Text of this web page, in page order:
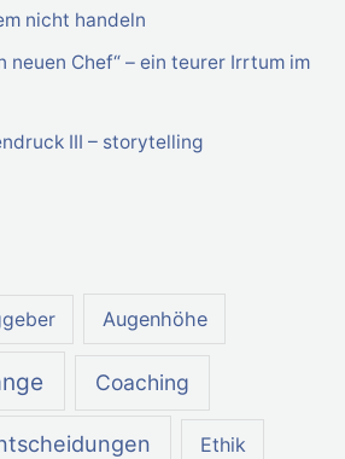
nicht handeln
neuen Chef“ – ein teurer Irrtum im
III – storytelling
Augenhöhe
Coaching
Ethik